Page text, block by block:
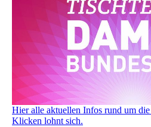
Hier alle aktuellen Infos rund um
Klicken lohnt sich.